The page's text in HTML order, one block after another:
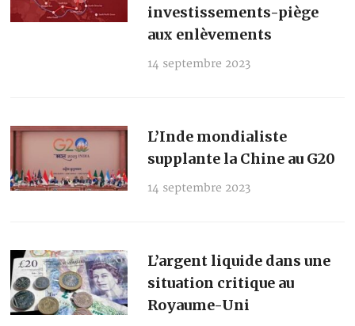
investissements-piège
aux enlèvements
14 septembre 2023
L’Inde mondialiste
supplante la Chine au G20
14 septembre 2023
L’argent liquide dans une
situation critique au
Royaume-Uni